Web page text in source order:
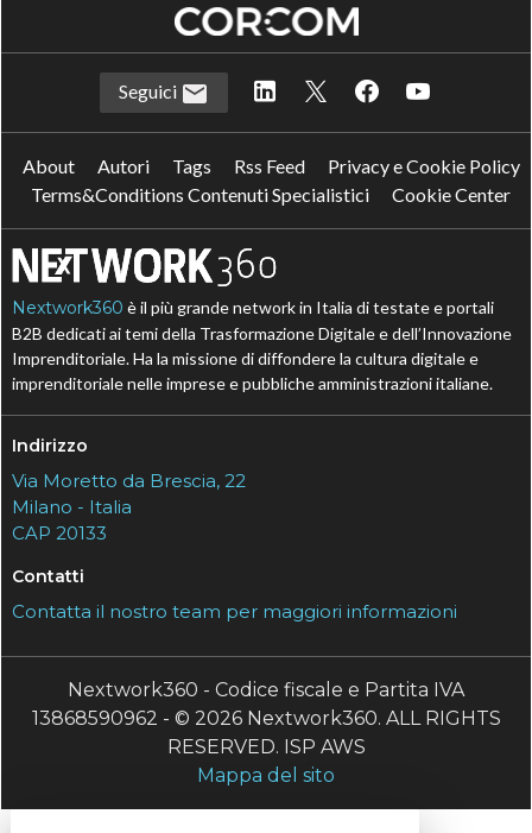
Seguici
About Autori Tags Rss Feed
Privacy e Cookie Policy
Terms&Conditions Contenuti Specialistici
Cookie Center
Nextwork360 è il più grande network in Italia di testate e portali
B2B dedicati ai temi della Trasformazione Digitale e dell’Innovazione
Imprenditoriale. Ha la missione di diffondere la cultura digitale e
imprenditoriale nelle imprese e pubbliche amministrazioni italiane.
Indirizzo
Via Moretto da Brescia, 22
Milano - Italia
CAP 20133
Contatti
Contatta il nostro team per maggiori informazioni
Nextwork360 - Codice fiscale e Partita IVA
13868590962 - © 2026 Nextwork360. ALL RIGHTS
RESERVED. ISP AWS
Mappa del sito